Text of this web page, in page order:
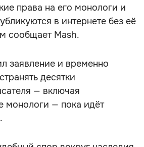
права на его монологи и
в интернете без её
сообщает Mash.
заявление и временно
десятки
— включая
монологи — пока идёт